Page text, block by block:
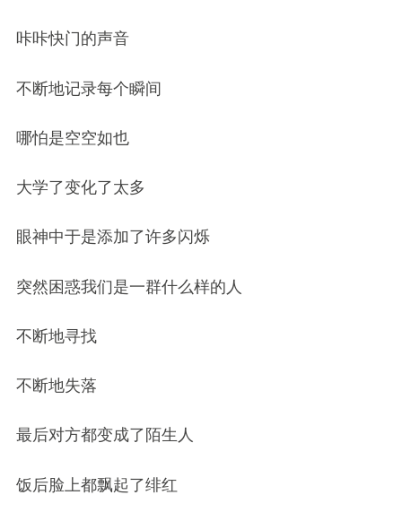
咔咔快门的声音
不断地记录每个瞬间
哪怕是空空如也
大学了变化了太多
眼神中于是添加了许多闪烁
突然困惑我们是一群什么样的人
不断地寻找
不断地失落
最后对方都变成了陌生人
饭后脸上都飘起了绯红